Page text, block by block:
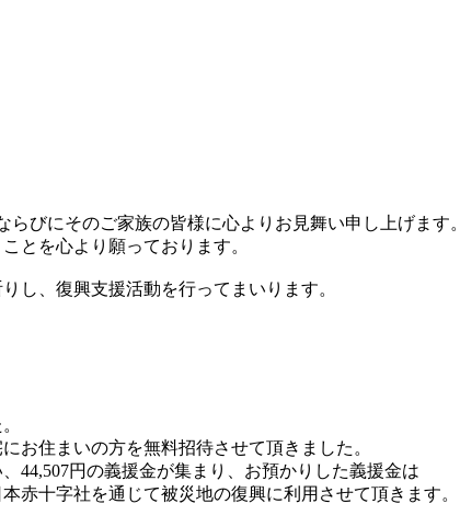
びにそのご家族の皆様に心よりお見舞い申し上げます。
とを心より願っております。
し、復興支援活動を行ってまいります。
お住まいの方を無料招待させて頂きました。
44,507円の義援金が集まり、お預かりした義援金は
赤十字社を通じて被災地の復興に利用させて頂きます。